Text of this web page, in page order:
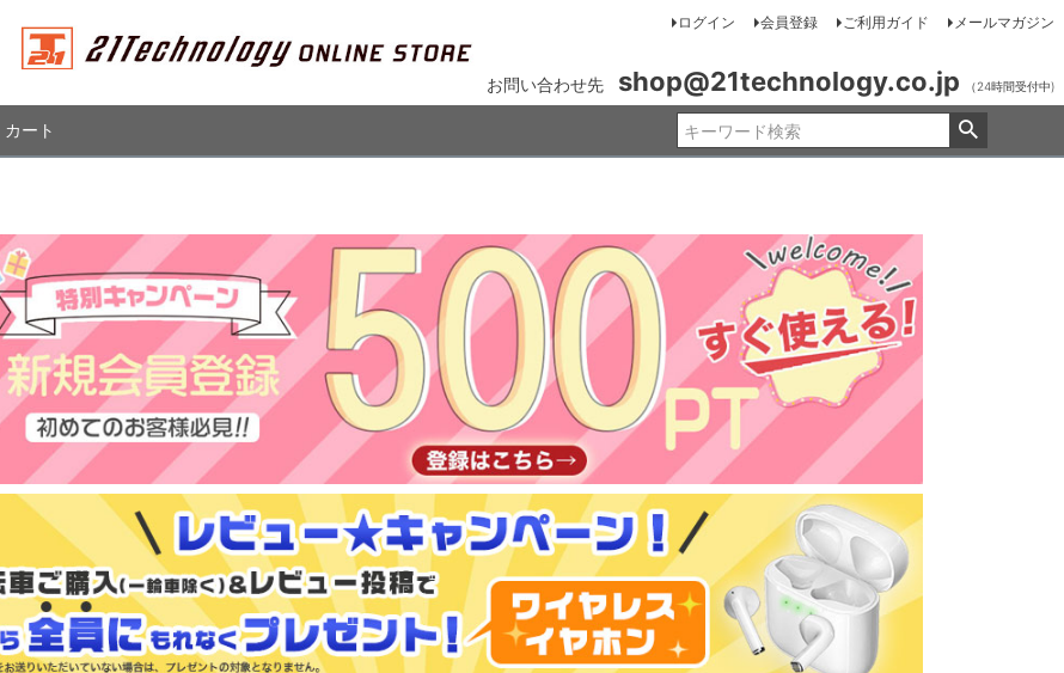
ログイン 会員登録 ご利用ガイド メールマガジン
お問い合わせ先 shop@21technology.co.jp （24時間受付中)
カート
〜